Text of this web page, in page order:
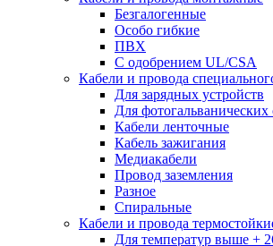
Безгалогенные
Особо гибкие
ПВХ
С одобрением UL/CSA
Кабели и провода
Для зарядных устройств
Для фотогальванических
Кабели ленточные
Кабель зажигания
Медиакабели
Провод заземления
Разное
Спиральные
Кабели и провода
Для температур выше +